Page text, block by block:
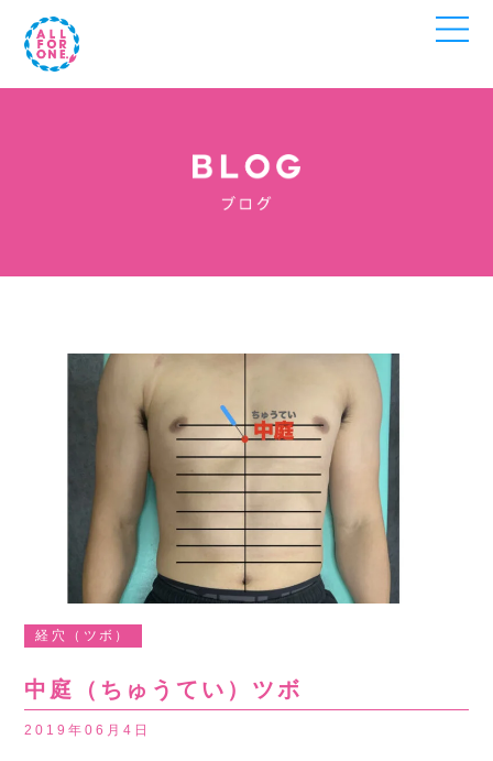
経穴（ツボ）
中庭（ちゅうてい）ツボ
2019年06月4日